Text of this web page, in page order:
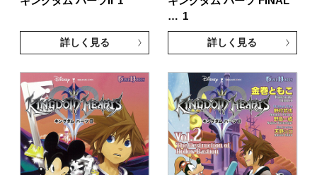
詳しく見る
… 1
詳しく見る